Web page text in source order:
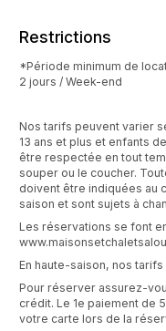
Restrictions
*Période minimum de
2 jours / Week-end
Nos tarifs peuvent varier
13 ans et plus et enfants
être respectée en tout
souper ou le coucher.
doivent être indiquées au
saison et sont sujets à
Les réservations se font
En haute-saison, nos
Pour réserver assurez-
crédit. Le 1e paiement de
votre carte lors de la